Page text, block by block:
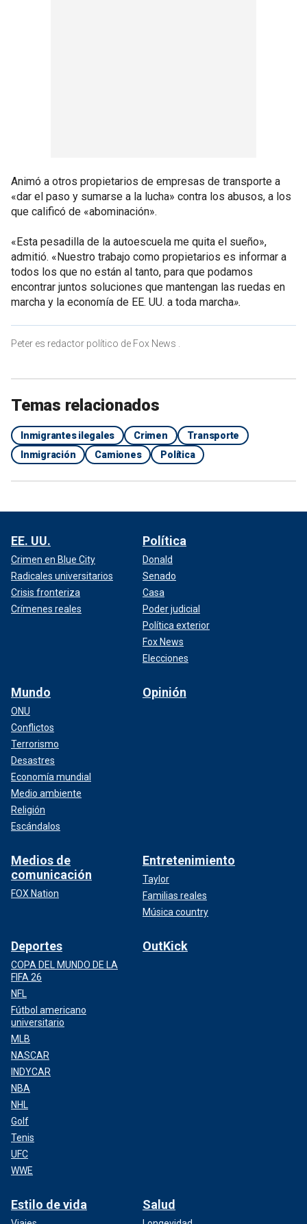
Animó a otros propietarios de empresas de transporte a
«dar el paso y sumarse a la lucha» contra los abusos, a los
que calificó de «abominación».
«Esta pesadilla de la autoescuela me quita el sueño»,
admitió. «Nuestro trabajo como propietarios es informar a
todos los que no están al tanto, para que podamos
encontrar juntos soluciones que mantengan las ruedas en
marcha y la economía de EE. UU. a toda marcha».
Peter es redactor político de Fox News .
Temas relacionados
Inmigrantes ilegales Crimen
Transporte
Inmigración
Camiones Política
EE. UU.
Crimen en Blue City
Radicales universitarios
Crisis fronteriza
Crímenes reales
Política
Donald
Senado
Casa
Poder judicial
Política exterior
Fox News
Elecciones
Mundo
ONU
Conflictos
Terrorismo
Desastres
Economía mundial
Medio ambiente
Religión
Escándalos
Opinión
Medios de
comunicación
FOX Nation
Entretenimiento
Taylor
Familias reales
Música country
Deportes
COPA DEL MUNDO DE LA
FIFA 26
NFL
Fútbol americano
universitario
MLB
NASCAR
INDYCAR
NBA
NHL
Golf
Tenis
UFC
WWE
OutKick
Estilo de vida Salud